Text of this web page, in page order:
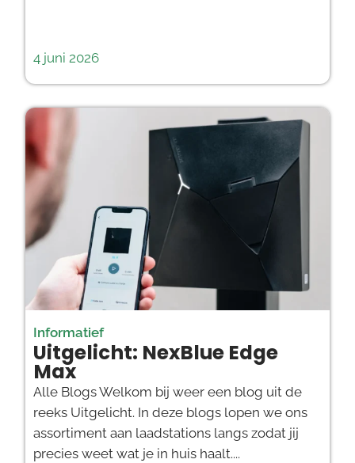
4 juni 2026
Informatief
Uitgelicht: NexBlue Edge
Max
Alle Blogs Welkom bij weer een blog uit de
reeks Uitgelicht. In deze blogs lopen we ons
assortiment aan laadstations langs zodat jij
precies weet wat je in huis haalt....